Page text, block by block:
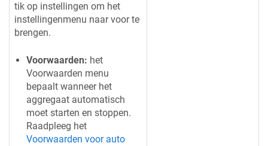
tik op instellingen om het
instellingenmenu naar voor te
brengen.
Voorwaarden: het
Voorwaarden menu
bepaalt wanneer het
aggregaat automatisch
moet starten en stoppen.
Raadpleeg het
Voorwaarden voor auto